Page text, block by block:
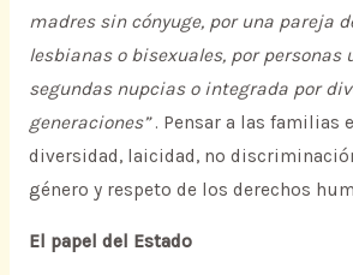
madres sin cónyuge, por una pareja
lesbianas o bisexuales, por personas
segundas nupcias o integrada por
generaciones”. Pensar a las familias
diversidad, laicidad, no
género y respeto de los derechos
El papel del Estado